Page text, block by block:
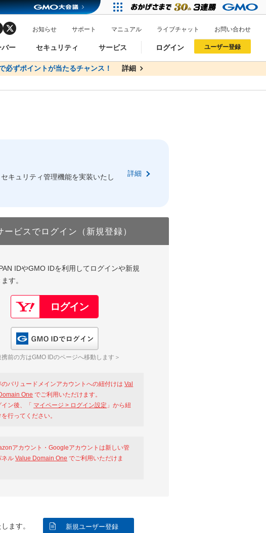
ー セキュリティ サービス
facebook お知らせ サポート マニュアル ライブチャット お問い合わせ
ログイン
ルサーバーを含む最新の機能を使う方
下でもログイン可能
ユーザー登録
ルサーバーを含む最新の機能を使う方
以下でも登録可能
ずポイントが当たるチャンス！ 詳細
料金1年間無料 詳細
キュリティ管理機能を実装いたし
詳細
ービスでログイン（新規登録）
IDやGMO IDを利用してログインや新規
す。
携前の方はGMO IDのページへ移動します＞
のバリュードメインアカウントへの紐付けはVal
One でご利用いただけます。
イン後、「 マイページ > ログイン設定 」から紐
行ってください。
アカウント・Googleアカウントは新しい管
ネルValue Domain One でご利用いただけま
ます。 新規ユーザー登録